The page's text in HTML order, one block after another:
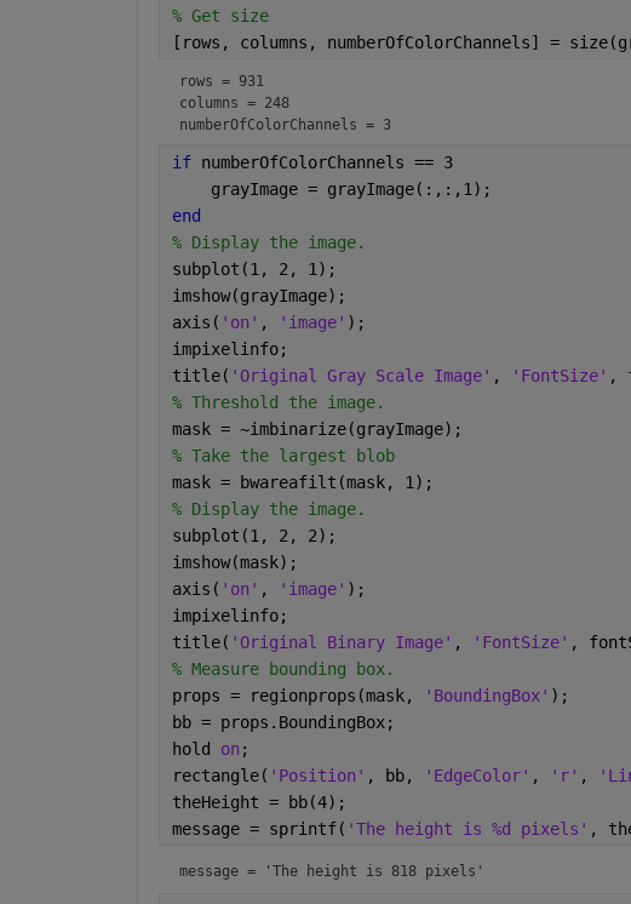
% Get size
[rows, columns, numberOfColorChannels] =
rows = 931
columns = 248
numberOfColorChannels = 3
if numberOfColorChannels == 3
    grayImage = grayImage(:,:,1);
end
% Display the image.
subplot(1, 2, 1);
imshow(grayImage);
axis( 'on' , 'image' );
impixelinfo;
title( 'Original Gray Scale Image' , 'FontSize' ,
% Threshold the image.
mask = ~imbinarize(grayImage);
% Take the largest blob
mask = bwareafilt(mask, 1);
% Display the image.
subplot(1, 2, 2);
imshow(mask);
axis( 'on' , 'image' );
impixelinfo;
title( 'Original Binary Image' , 'FontSize' ,
% Measure bounding box.
props = regionprops(mask,
'BoundingBox' );
bb = props.BoundingBox;
hold on ;
rectangle( 'Position' , bb, 'EdgeColor' , 'r' ,
theHeight = bb(4);
message = sprintf( 'The height is %d pixels' ,
message = 'The height is 818 pixels'